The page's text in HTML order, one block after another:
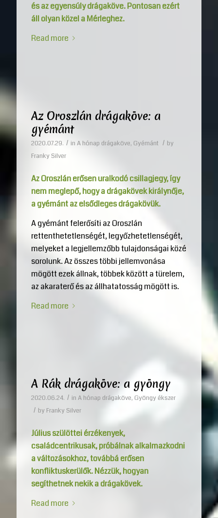
és az egyensúly drágaköve. Pontosan ezért
áll olyan közel a Mérleghez.
Read more
Az Oroszlán drágaköve: a
gyémánt
2020.07.29. / in A hónap drágaköve, Gyémánt / by
Franky Silver
Az Oroszlán erősen uralkodó csillagjegy, így
nem meglepő, hogy a drágakövek királynője,
a gyémánt az elsődleges drágakövük.
A gyémánt felerősíti az Oroszlán
rettenthetetlenségét, legyőzhetetlenségét,
melyeket a legjellemzőbb tulajdonságai közé
sorolunk. Az összes többi jellemvonása
mögött ezek állnak, többek között a türelem,
az akaraterő és az állhatatosság mögött is.
Read more
A Rák drágaköve: a gyöngy
2020.06.24. / in A hónap drágaköve, Gyöngy ékszer
/ by Franky Silver
Július szülöttei érzékenyek,
családcentrikusak, próbálnak alkalmazkodni
a változásokhoz, továbbá erősen
konfliktuskerülők. Nézzük, hogyan
segíthetnek nekik a drágakövek.
Read more